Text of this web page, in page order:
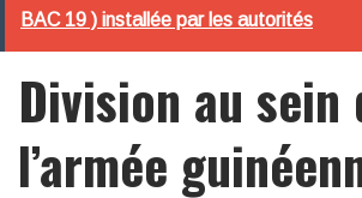
BAC 19 ) installée par les autorités
Division au sein
l’armée